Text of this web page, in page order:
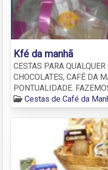
Kfé da manhã
CESTAS PARA
CHOCOLATES, CAFÉ DA
PONTUALIDADE.
Cestas de Café da